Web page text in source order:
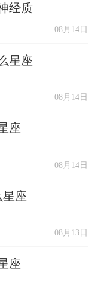
经质
08月14日
星座
08月14日
座
08月14日
星座
08月13日
座